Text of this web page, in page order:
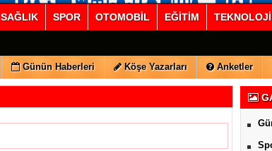
SAĞLIK SPOR OTOMOBİL EĞİTİM TEKNOLOJİ
Günün Haberleri Köşe Yazarları Anketler